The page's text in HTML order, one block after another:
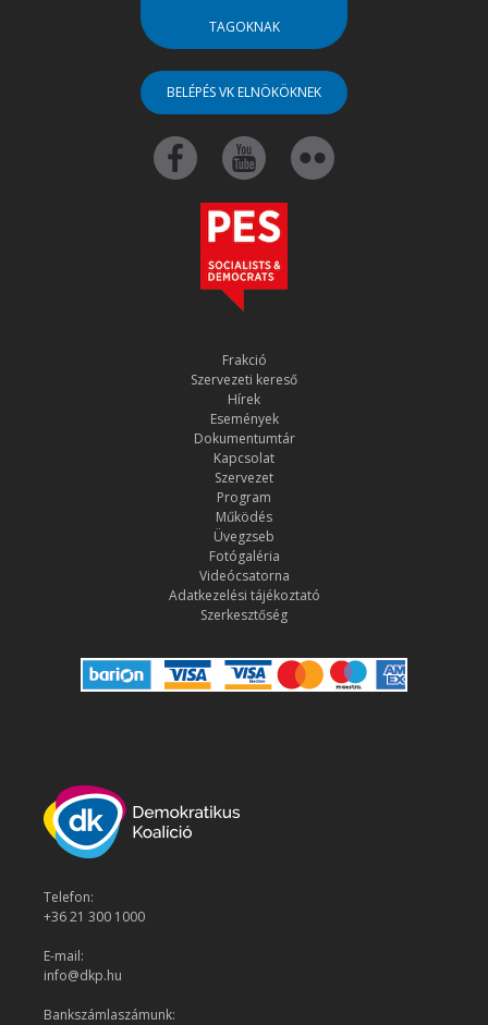
TAGOKNAK
BELÉPÉS VK ELNÖKÖKNEK
Frakció
Szervezeti kereső
Hírek
Események
Dokumentumtár
Kapcsolat
Szervezet
Program
Működés
Üvegzseb
Fotógaléria
Videócsatorna
Adatkezelési tájékoztató
Szerkesztőség
Telefon:
+36 21 300 1000
E-mail:
info@dkp.hu
Bankszámlaszámunk: